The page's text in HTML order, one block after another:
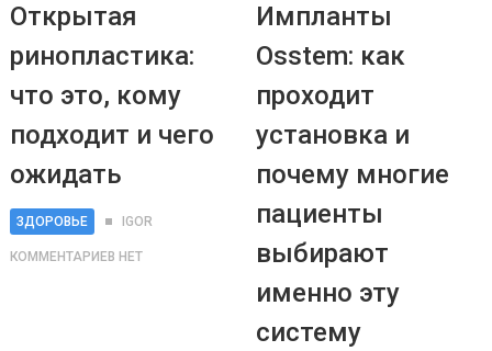
Открытая
ринопластика:
что это, кому
подходит и чего
ожидать
ЗДОРОВЬЕ IGOR
КОММЕНТАРИЕВ НЕТ
Импланты
Osstem: как
проходит
установка и
почему многие
пациенты
выбирают
именно эту
систему